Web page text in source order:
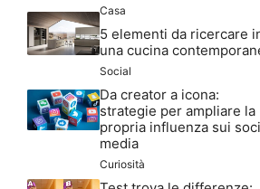
Casa
5 elementi da ricercare
una cucina
Social
Da creator a icona:
strategie per ampliare la
propria influenza sui
media
Curiosità